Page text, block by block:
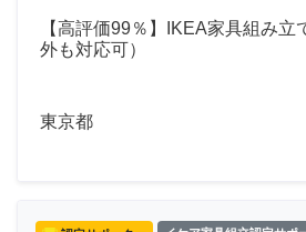
【高評価99％】IKEA家具組み立
外も対応可）
東京都